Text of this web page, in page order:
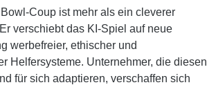
Coup ist mehr als ein cleverer
verschiebt das KI-Spiel auf neue
werbefreier, ethischer und
Helfersysteme. Unternehmer, die diesen
für sich adaptieren, verschaffen sich